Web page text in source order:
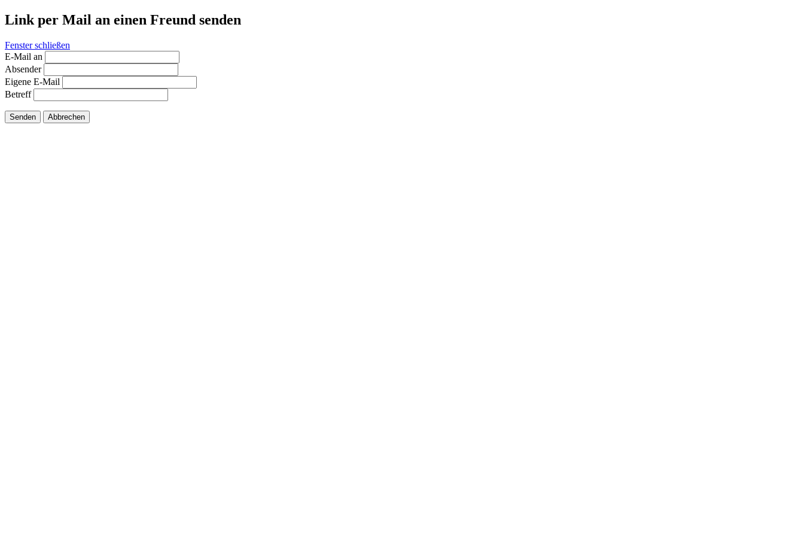
Link per Mail an einen Freund senden
Fenster schließen
E-Mail an
Absender
Eigene E-Mail
Betreff
Senden Abbrechen